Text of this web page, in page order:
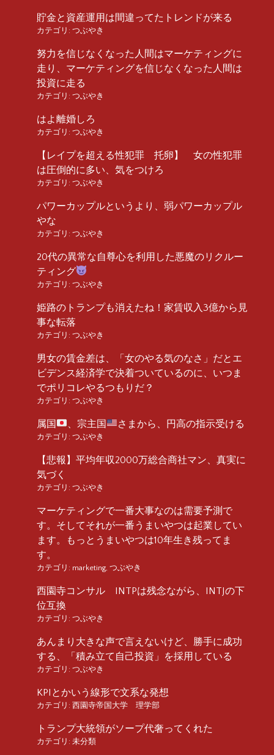
貯金と資産運用は間違ってたトレンドが来る
カテゴリ: つぶやき
努力を信じなくなった人間はマーケティングに
走り、マーケティングを信じなくなった人間は
投資に走る
カテゴリ: つぶやき
はよ離婚しろ
カテゴリ: つぶやき
【レイプを超える性犯罪 托卵】 女の性犯罪
は圧倒的に多い、気をつけろ
カテゴリ: つぶやき
パワーカップルというより、弱パワーカップル
やな
カテゴリ: つぶやき
20代の異常な自尊心を利用した悪魔のリクルー
ティング
カテゴリ: つぶやき
姫路のトランプも消えたね！家賃収入3億から見
事な転落
カテゴリ: つぶやき
男女の賃金差は、「女のやる気のなさ」だとエ
ビデンス経済学で決着ついているのに、いつま
でポリコレやるつもりだ？
カテゴリ: つぶやき
属国 、宗主国 さまから、円高の指示受ける
カテゴリ: つぶやき
【悲報】平均年収2000万総合商社マン、真実に
気づく
カテゴリ: つぶやき
マーケティングで一番大事なのは需要予測で
す。そしてそれが一番うまいやつは起業してい
ます。もっとうまいやつは10年生き残ってま
す。
カテゴリ: marketing つぶやき
西園寺コンサル INTPは残念ながら、INTJの下
位互換
カテゴリ: つぶやき
あんまり大きな声で言えないけど、勝手に成功
する、「積み立て自己投資」を採用している
カテゴリ: つぶやき
KPIとかいう線形で文系な発想
カテゴリ: 西園寺帝国大学 理学部
トランプ大統領がソープ代奢ってくれた
カテゴリ: 未分類